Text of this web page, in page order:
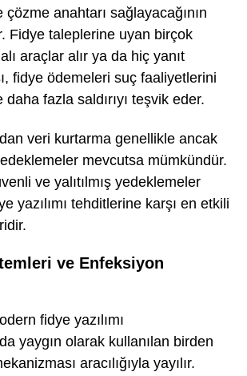
anahtarı sağlayacağının
Fidye taleplerine uyan birçok
araçlar alır ya da hiç yanıt
fidye ödemeleri suç faaliyetlerini
fazla saldırıyı teşvik eder.
veri kurtarma genellikle ancak
mevcutsa mümkündür.
ve yalıtılmış yedeklemeler
yazılımı tehditlerine karşı en etkili
ve Enfeksiyon
fidye yazılımı
yaygın olarak kullanılan birden
aracılığıyla yayılır.